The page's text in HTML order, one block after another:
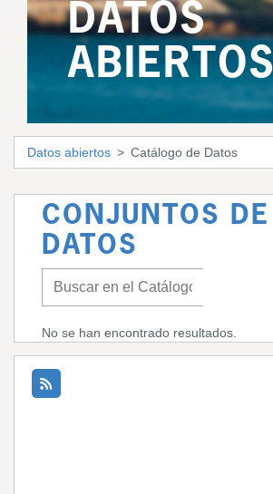
DATOS
ABIERTOS
Datos abiertos Catálogo de Datos
CONJUNTOS DE
DATOS
No se han encontrado resultados.